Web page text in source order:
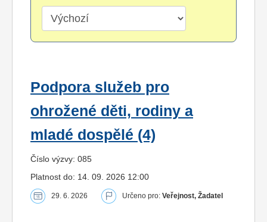
Podpora služeb pro
ohrožené děti, rodiny a
mladé dospělé (4)
Číslo výzvy: 085
Platnost do: 14. 09. 2026 12:00
29. 6. 2026 Určeno pro: Veřejnost, Žadatel